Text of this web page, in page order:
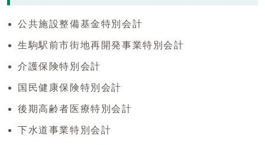
公共施設整備基金特別会計
生駒駅前市街地再開発事業特別会計
介護保険特別会計
国民健康保険特別会計
後期高齢者医療特別会計
下水道事業特別会計